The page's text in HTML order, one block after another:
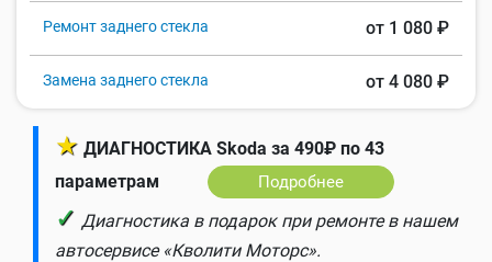
Ремонт заднего стекла от 1 080 ₽
Замена заднего стекла от 4 080 ₽
★ ДИАГНОСТИКА Skoda за 490₽ по 43
параметрам
Подробнее
✓ Диагностика в подарок при ремонте в нашем
автосервисе «Кволити Моторс».